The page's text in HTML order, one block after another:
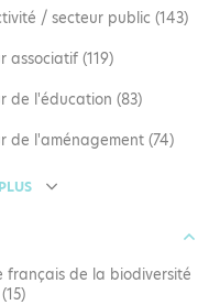
/ secteur public (143)
associatif (119)
de l'éducation (83)
de l'aménagement (74)
français de la biodiversité